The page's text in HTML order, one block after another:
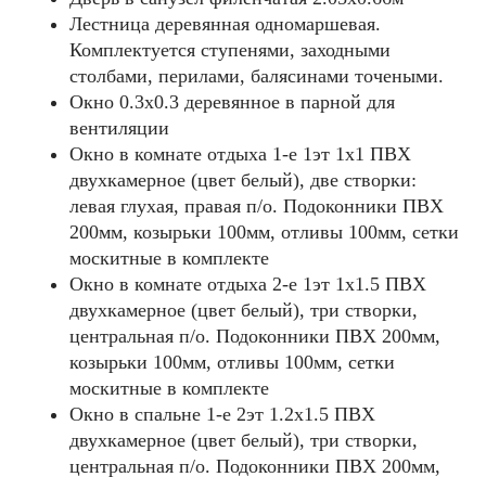
Лестница деревянная одномаршевая.
Комплектуется ступенями, заходными
столбами, перилами, балясинами точеными.
Окно 0.3х0.3 деревянное в парной для
вентиляции
Окно в комнате отдыха 1-е 1эт 1х1 ПВХ
двухкамерное (цвет белый), две створки:
левая глухая, правая п/о. Подоконники ПВХ
200мм, козырьки 100мм, отливы 100мм, сетки
москитные в комплекте
Окно в комнате отдыха 2-е 1эт 1х1.5 ПВХ
двухкамерное (цвет белый), три створки,
центральная п/о. Подоконники ПВХ 200мм,
козырьки 100мм, отливы 100мм, сетки
москитные в комплекте
Окно в спальне 1-е 2эт 1.2х1.5 ПВХ
двухкамерное (цвет белый), три створки,
центральная п/о. Подоконники ПВХ 200мм,